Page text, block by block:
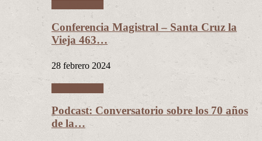
Conferencia Magistral – Santa Cruz la
Vieja 463…
28 febrero 2024
Podcast: Conversatorio sobre los 70 años
de la…